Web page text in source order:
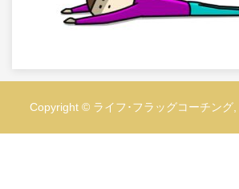
Copyright © ライフ･フラッグコーチング